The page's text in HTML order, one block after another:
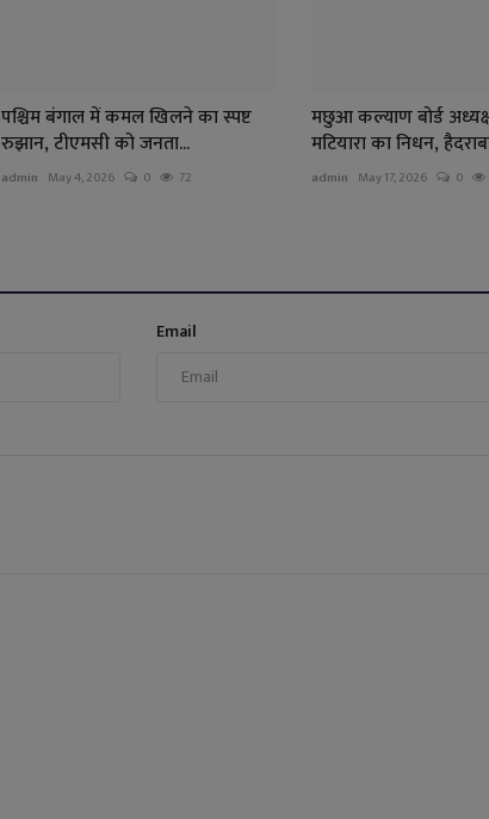
पश्चिम बंगाल में कमल खिलने का स्पष्ट
रुझान, टीएमसी को जनता...
admin May 4, 2026 0 72
मछुआ कल्याण बोर्ड
मटियारा का निधन,
admin May 17, 2026 0
Email